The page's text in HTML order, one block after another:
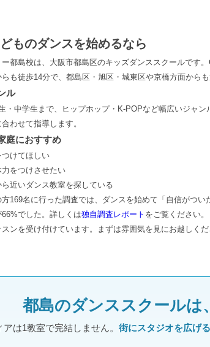
ものダンスを始めるなら
都島校は、大阪市都島区のキッズダンススクールです
も徒歩14分で、都島区・旭区・城東区や京橋方面からも
ル
・中学生まで、ヒップホップ・K-POPなど幅広いジャ
わせて指導します。
庭におすすめ
けてほしい
をつけさせたい
近いダンス教室を探している
169名に行った調査では、ダンスを始めて「自信がつ
でした。詳しくは独自調査レポート をご覧ください。
ンを受け付けています。まずは雰囲気を見にお越しく
都島のダンススクールは、
アは1教室で完結しません。 街にスタジオを広げる